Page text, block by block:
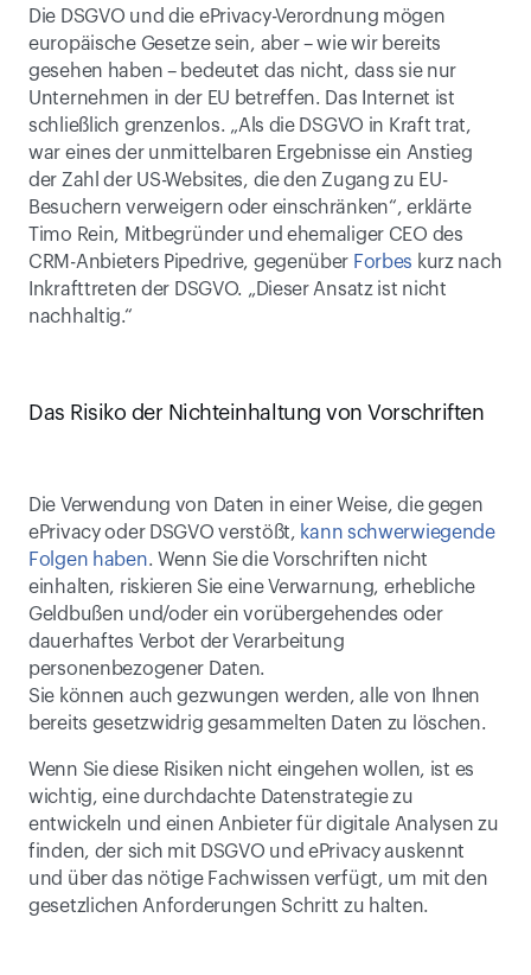
Die DSGVO und die ePrivacy-Verordnung mögen
europäische Gesetze sein, aber – wie wir bereits
gesehen haben – bedeutet das nicht, dass sie nur
Unternehmen in der EU betreffen. Das Internet ist
schließlich grenzenlos. „Als die DSGVO in Kraft trat,
war eines der unmittelbaren Ergebnisse ein Anstieg
der Zahl der US-Websites, die den Zugang zu EU-
Besuchern verweigern oder einschränken“, erklärte
Timo Rein, Mitbegründer und ehemaliger CEO des
CRM-Anbieters Pipedrive, gegenüber Forbes kurz nach
Inkrafttreten der DSGVO. „Dieser Ansatz ist nicht
nachhaltig.“
Das Risiko der Nichteinhaltung von Vorschriften
Die Verwendung von Daten in einer Weise, die gegen
ePrivacy oder DSGVO verstößt, kann schwerwiegende
Folgen haben. Wenn Sie die Vorschriften nicht
einhalten, riskieren Sie eine Verwarnung, erhebliche
Geldbußen und/oder ein vorübergehendes oder
dauerhaftes Verbot der Verarbeitung
personenbezogener Daten.
Sie können auch gezwungen werden, alle von Ihnen
bereits gesetzwidrig gesammelten Daten zu löschen.
Wenn Sie diese Risiken nicht eingehen wollen, ist es
wichtig, eine durchdachte Datenstrategie zu
entwickeln und einen Anbieter für digitale Analysen zu
finden, der sich mit DSGVO und ePrivacy auskennt
und über das nötige Fachwissen verfügt, um mit den
gesetzlichen Anforderungen Schritt zu halten.